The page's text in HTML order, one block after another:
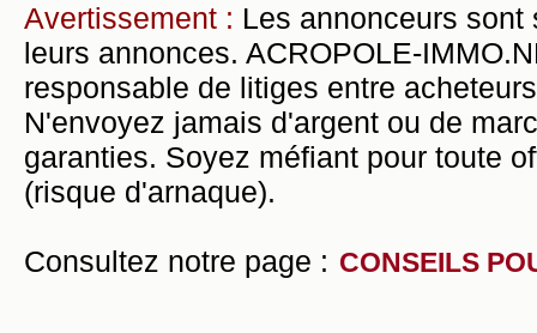
Avertissement : Les annonceurs
leurs annonces. ACROPOLE-
responsable de litiges entre
N'envoyez jamais d'argent ou de
garanties. Soyez méfiant pour toute
(risque d'arnaque).
Consultez notre page : CONSEILS